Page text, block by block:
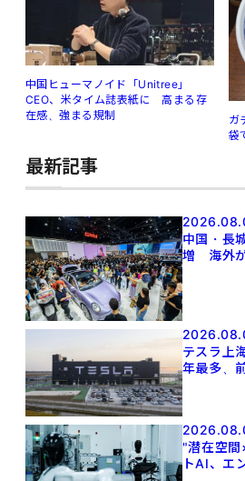
中国ヒューマノイド「Unitree」
CEO、米タイム誌表紙に 高まる存
在感、強まる規制
ガ
袋
最新記事
中国・長
増 海外
テスラ上
年最多、
"潜在空間
トAI、エ